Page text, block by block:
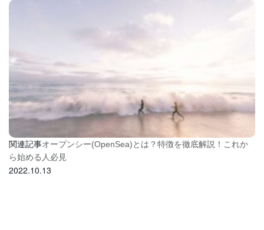
関連記事オープンシー(OpenSea)とは？特徴を徹底解説！これか
ら始める人必見
2022.10.13